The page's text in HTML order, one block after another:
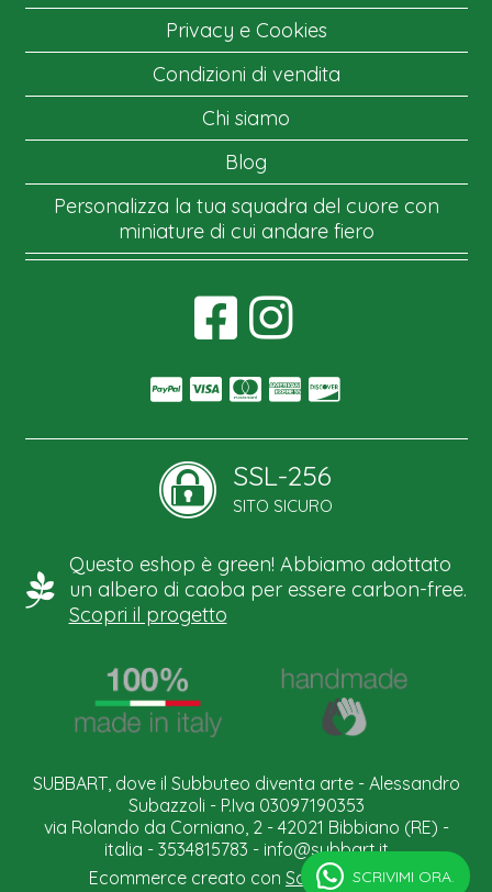
Privacy e Cookies
Condizioni di vendita
Chi siamo
Blog
Personalizza la tua squadra del cuore con
miniature di cui andare fiero
SSL-256
SITO SICURO
Questo eshop è green! Abbiamo adottato
un albero di caoba per essere carbon-free.
Scopri il progetto
SUBBART, dove il Subbuteo diventa arte - Alessandro
Subazzoli - P.Iva 03097190353
via Rolando da Corniano, 2 - 42021 Bibbiano (RE) -
italia - 3534815783 - info@subbart.it
Ecommerce creato con Scontrino.comSCRIVIMI ORA.